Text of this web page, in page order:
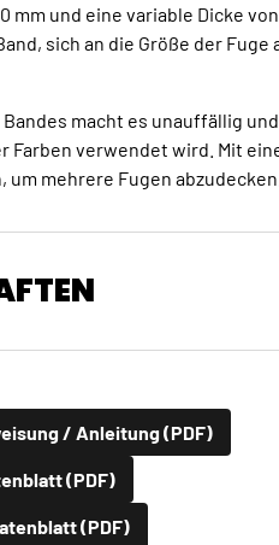
mm und eine variable Dicke
sich an die Größe der
Bandes macht es unauffällig
Farben verwendet wird. Mit
um mehrere Fugen abzudecken.
/ Anleitung (PDF)
(PDF)
(PDF)